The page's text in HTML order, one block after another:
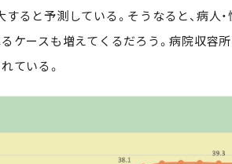
ると予測している。そうなると、病人
ケースも増えてくるだろう。病院収容
ている。